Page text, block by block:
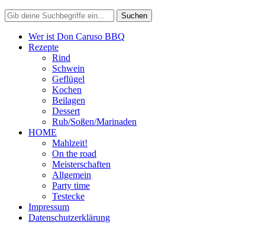
Wer ist Don Caruso BBQ
Rezepte
Rind
Schwein
Geflügel
Kochen
Beilagen
Dessert
Rub/Soßen/Marinaden
HOME
Mahlzeit!
On the road
Meisterschaften
Allgemein
Party time
Testecke
Impressum
Datenschutzerklärung